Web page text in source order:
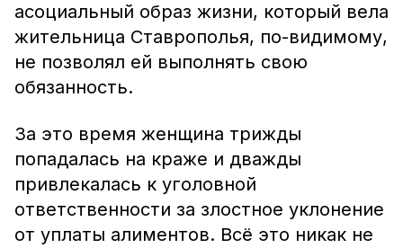
асоциальный образ жизни, который вела
жительница Ставрополья, по-видимому,
не позволял ей выполнять свою
обязанность.
За это время женщина трижды
попадалась на краже и дважды
привлекалась к уголовной
ответственности за злостное уклонение
от уплаты алиментов. Всё это никак не